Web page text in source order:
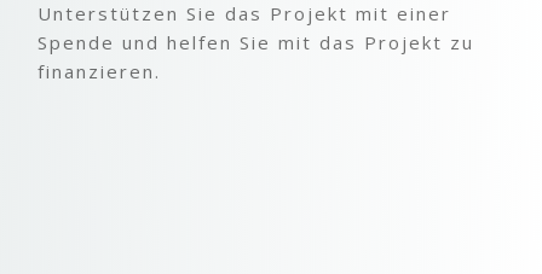
Unterstützen Sie das Projekt mit einer
Spende und helfen Sie mit das Projekt zu
finanzieren.